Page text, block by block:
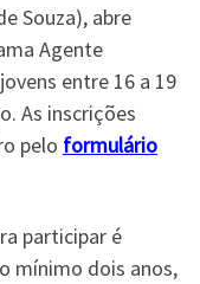
Souza), abre
Agente
entre 16 a 19
As inscrições
pelo formulário
participar é
mínimo dois anos,